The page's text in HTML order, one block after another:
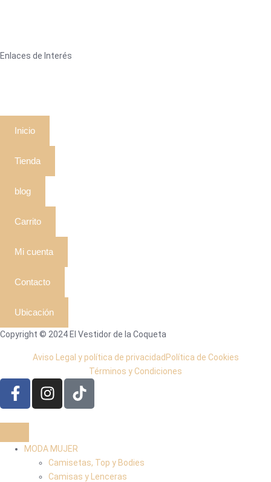
Enlaces de Interés
Inicio
Tienda
blog
Carrito
Mi cuenta
Contacto
Ubicación
Copyright © 2024 El Vestidor de la Coqueta
Aviso Legal y política de privacidad Política de Cookies
Términos y Condiciones
MODA MUJER
Camisetas, Top y Bodies
Camisas y Lenceras